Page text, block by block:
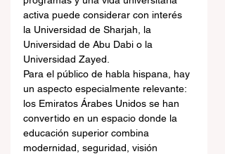
activa puede considerar con interés
la Universidad de Sharjah, la
Universidad de Abu Dabi o la
Universidad Zayed.
Para el público de habla hispana, hay
un aspecto especialmente relevante:
los Emiratos Árabes Unidos se han
convertido en un espacio donde la
educación superior combina
modernidad, seguridad, visión